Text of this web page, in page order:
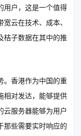
用户，这是一个值得
云在技术、成本、
桔子数据在其中的推
。香港作为中国的重
相对发达，能够提供
云服务器能够为用户
那些需要实时响应的